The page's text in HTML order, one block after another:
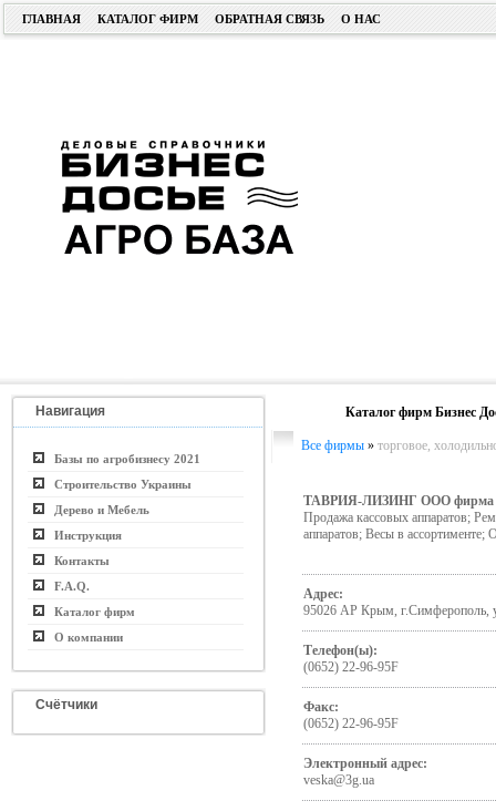
ГЛАВНАЯ КАТАЛОГ ФИРМ ОБРАТНАЯ СВЯЗЬ О НАС
Навигация
Базы по агробизнесу 2021
Строительство Украины
Дерево и Мебель
Инструкция
Контакты
F.A.Q.
Каталог фирм
О компании
Счётчики
Каталог фирм Бизнес
Все фирмы » торговое,
ТАВРИЯ-ЛИЗИНГ ООО фирма
Продажа кассовых аппаратов;
аппаратов; Весы в ассортименте;
Адрес:
95026 АР Крым, г.Симферополь,
Телефон(ы):
(0652) 22-96-95F
Факс:
(0652) 22-96-95F
Электронный адрес:
veska@3g.ua